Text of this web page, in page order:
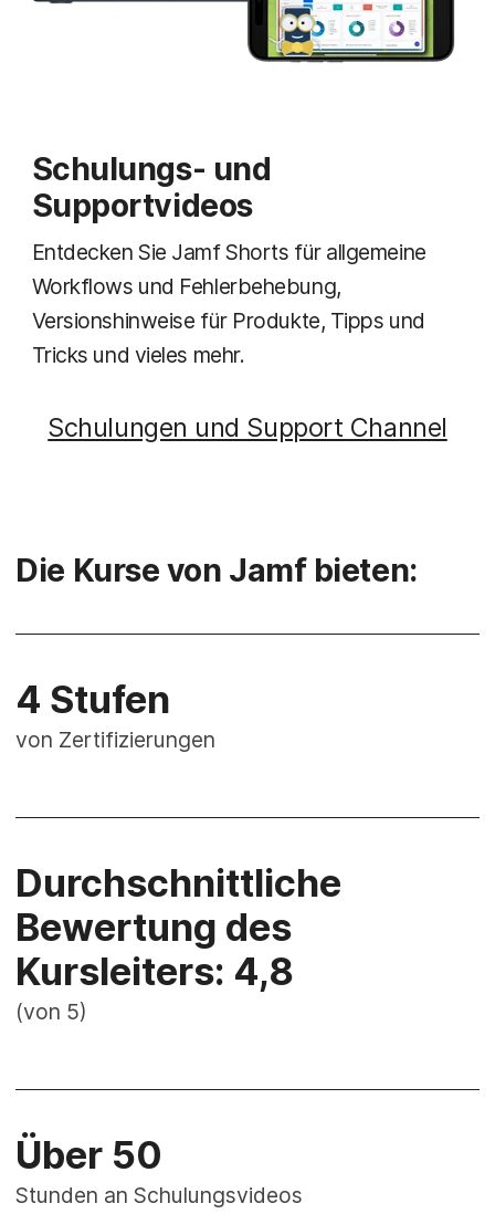
Schulungs- und
Supportvideos
Entdecken Sie Jamf Shorts für allgemeine
Workflows und Fehlerbehebung,
Versionshinweise für Produkte, Tipps und
Tricks und vieles mehr.
Schulungen und Support Channel
Die Kurse von Jamf bieten:
4 Stufen
von Zertifizierungen
Durchschnittliche
Bewertung des
Kursleiters: 4,8
(von 5)
Über 50
Stunden an Schulungsvideos